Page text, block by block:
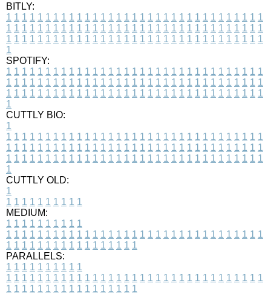
BITLY:
1 1 1 1 1 1 1 1 1 1 1 1 1 1 1 1 1 1 1 1 1 1 1 1 1 1 1 1 1 1 1 1 1
1 1 1 1 1 1 1 1 1 1 1 1 1 1 1 1 1 1 1 1 1 1 1 1 1 1 1 1 1 1 1 1 1
1 1 1 1 1 1 1 1 1 1 1 1 1 1 1 1 1 1 1 1 1 1 1 1 1 1 1 1 1 1 1 1 1
1
SPOTIFY:
1 1 1 1 1 1 1 1 1 1 1 1 1 1 1 1 1 1 1 1 1 1 1 1 1 1 1 1 1 1 1 1 1
1 1 1 1 1 1 1 1 1 1 1 1 1 1 1 1 1 1 1 1 1 1 1 1 1 1 1 1 1 1 1 1 1
1 1 1 1 1 1 1 1 1 1 1 1 1 1 1 1 1 1 1 1 1 1 1 1 1 1 1 1 1 1 1 1 1
1
CUTTLY BIO:
1
1 1 1 1 1 1 1 1 1 1 1 1 1 1 1 1 1 1 1 1 1 1 1 1 1 1 1 1 1 1 1 1 1
1 1 1 1 1 1 1 1 1 1 1 1 1 1 1 1 1 1 1 1 1 1 1 1 1 1 1 1 1 1 1 1 1
1 1 1 1 1 1 1 1 1 1 1 1 1 1 1 1 1 1 1 1 1 1 1 1 1 1 1 1 1 1 1 1 1
1
CUTTLY OLD:
1
1 1 1 1 1 1 1 1 1 1
MEDIUM:
1 1 1 1 1 1 1 1 1 1
1 1 1 1 1 1 1 1 1 1 1 1 1 1 1 1 1 1 1 1 1 1 1 1 1 1 1 1 1 1 1 1 1
1 1 1 1 1 1 1 1 1 1 1 1 1 1 1 1 1
PARALLELS:
1 1 1 1 1 1 1 1 1 1
1 1 1 1 1 1 1 1 1 1 1 1 1 1 1 1 1 1 1 1 1 1 1 1 1 1 1 1 1 1 1 1 1
1 1 1 1 1 1 1 1 1 1 1 1 1 1 1 1 1